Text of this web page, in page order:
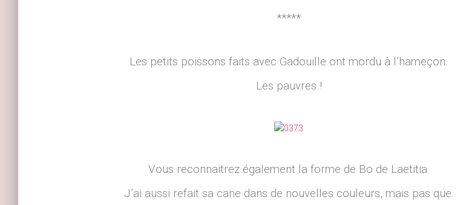
*****
Les petits poissons faits avec Gadouille ont mordu à l’hameçon.
Les pauvres !
Vous reconnaitrez également la forme de Bo de Laetitia.
J’ai aussi refait sa cane dans de nouvelles couleurs, mais pas que.